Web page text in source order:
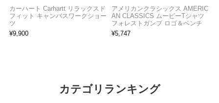
カーハート Carhartt リラックスド
フィット キャンバスワークショー
ツ
¥9,900
アメリカンクラシックス AMERIC
AN CLASSICS ムービーTシャツ
フォレストガンプ ロゴ＆ベンチ
¥5,747
カテゴリランキング